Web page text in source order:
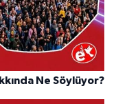
Ne Söylüyor?